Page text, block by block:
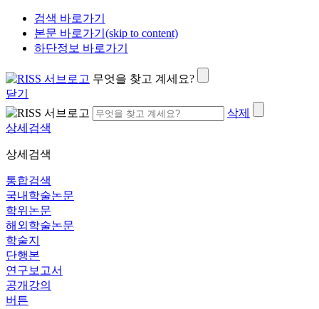
검색 바로가기
본문 바로가기(skip to content)
하단정보 바로가기
무엇을 찾고 계세요?
닫기
삭제
상세검색
상세검색
통합검색
국내학술논문
학위논문
해외학술논문
학술지
단행본
연구보고서
공개강의
버튼